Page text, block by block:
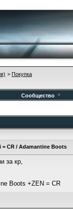
> Покупка
Сообщество
= CR / Adamantine Boots
за кр,
Boots +ZEN = CR